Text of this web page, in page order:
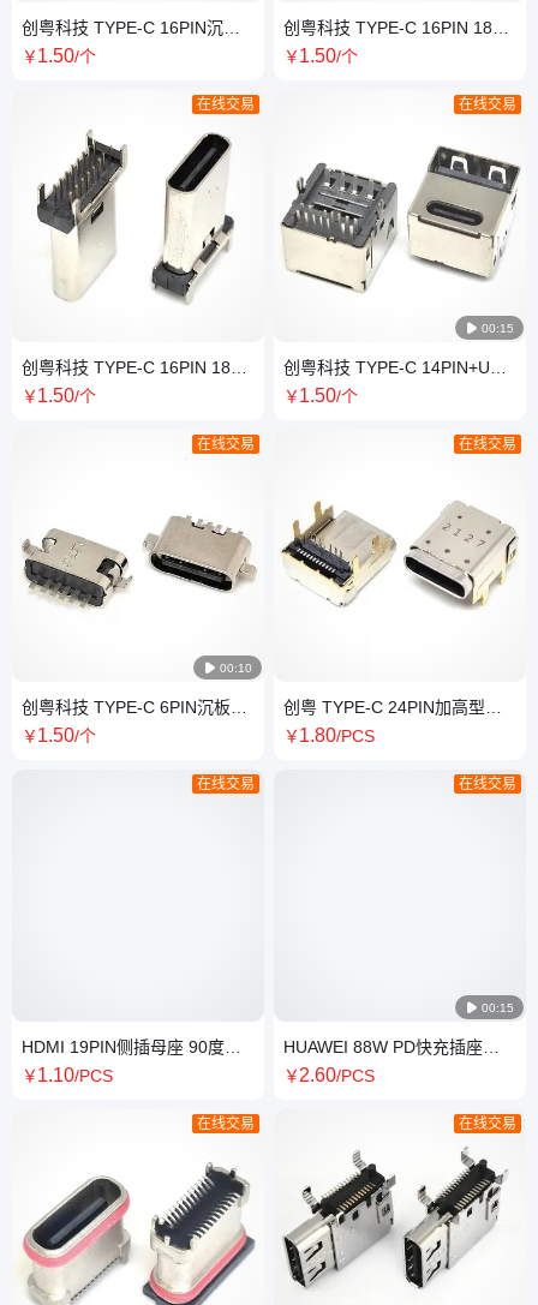
创粤科技 TYPE-C 16PIN沉板
母座 沉板0.8-1.0-1.1-1.2-1.6-
￥1.50/个
在线交易
创粤科技 TYPE-C 16PIN 180
度插板母座 四脚插板 双排针
￥1.50/个
 00:10
在线交易
创粤科技 TYPE-C 6PIN沉板母
座 沉板0.8-1.6MM 两脚插板
￥1.50/个
在线交易
HDMI 19PIN侧插母座 90度侧
插式DIP 有柱 A型侧插HDMI母
￥1.10/PCS
在线交易
创粤科技 TYPE-C 16PIN 180
度插板母座 四脚插板 双排针
￥1.50/个
 00:15
在线交易
创粤科技 TYPE-C 14PIN+USB
2.0 4PIN二合一母座 180度插
￥1.50/个
在线交易
创粤 TYPE-C 24PIN加高型母
座 CH=3.4MM 四脚插板 前插
￥1.80/PCS
 00:15
在线交易
HUAWEI 88W PD快充插座
TYPE-C+USB二合一插座 双7A
￥2.60/PCS
在线交易